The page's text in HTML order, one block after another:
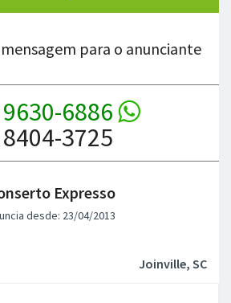
para o anunciante
6886
3725
Expresso
desde: 23/04/2013
Joinville, SC